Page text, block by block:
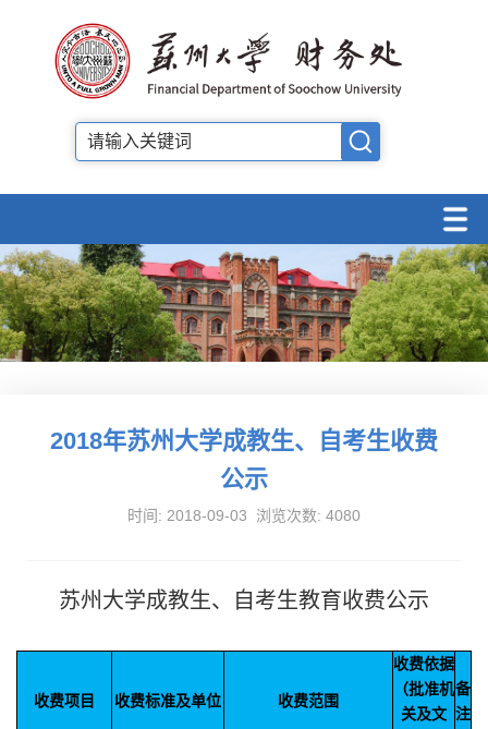
2018年苏州大学成教生、自考生收费
公示
时间: 2018-09-03 浏览次数: 4080
苏州大学成教生、自考生教育收费公示
收费项目 收费标准及单位 收费范围
收费依据
（批准机
关及文
备
注